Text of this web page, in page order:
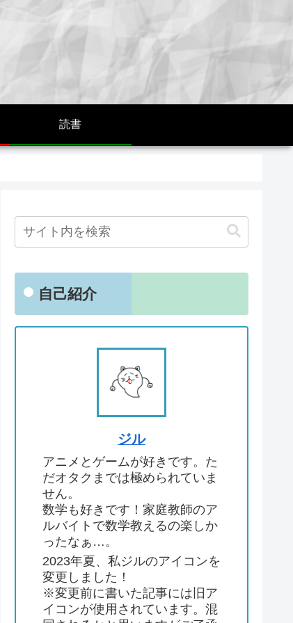
読書
自己紹介
ジル
アニメとゲームが好きです。た
だオタクまでは極められていま
せん。
数学も好きです！家庭教師のア
ルバイトで数学教えるの楽しか
ったなぁ…。
2023年夏、私ジルのアイコンを
変更しました！
※変更前に書いた記事には旧ア
イコンが使用されています。混